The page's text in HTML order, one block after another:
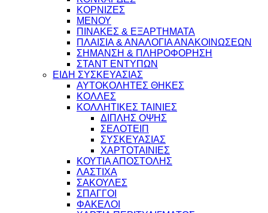
ΚΟΡΝΙΖΕΣ
ΜΕΝΟΥ
ΠΙΝΑΚΕΣ & ΕΞΑΡΤΗΜΑΤΑ
ΠΛΑΙΣΙΑ & ΑΝΑΛΟΓΙΑ ΑΝΑΚΟΙΝΩΣΕΩΝ
ΣΗΜΑΝΣΗ & ΠΛΗΡΟΦΟΡΗΣΗ
ΣΤΑΝΤ ΕΝΤΥΠΩΝ
ΕΙΔΗ ΣΥΣΚΕΥΑΣΙΑΣ
ΑΥΤΟΚΟΛΗΤΕΣ ΘΗΚΕΣ
ΚΟΛΛΕΣ
ΚΟΛΛΗΤΙΚΕΣ ΤΑΙΝΙΕΣ
ΔΙΠΛΗΣ ΟΨΗΣ
ΣΕΛΟΤΕΙΠ
ΣΥΣΚΕΥΑΣΙΑΣ
ΧΑΡΤΟΤΑΙΝΙΕΣ
ΚΟΥΤΙΑ ΑΠΟΣΤΟΛΗΣ
ΛΑΣΤΙΧΑ
ΣΑΚΟΥΛΕΣ
ΣΠΑΓΓΟΙ
ΦΑΚΕΛΟΙ